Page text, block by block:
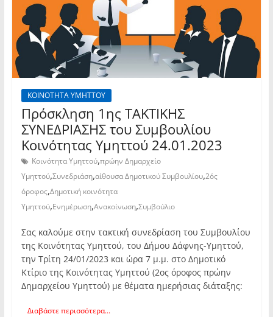
ΚΟΙΝΟΤΗΤΑ ΥΜΗΤΤΟΥ
Πρόσκληση 1ης TAKTIKHΣ
ΣΥΝΕΔΡΙΑΣΗΣ του Συμβουλίου
Κοινότητας Υμηττού 24.01.2023
Κοινότητα Υμηττού,πρώην Δημαρχείο
Υμηττού,Συνεδριάση,αίθουσα Δημοτικού Συμβουλίου,2ός
όροφος,Δημοτική κοινότητα
Υμηττού,Ενημέρωση,Ανακοίνωση,Συμβούλιο
Σας καλούμε στην τακτική συνεδρίαση του Συμβουλίου
της Κοινότητας Υμηττού, του Δήμου Δάφνης-Υμηττού,
την Τρίτη 24/01/2023 και ώρα 7 μ.μ. στο Δημοτικό
Κτίριο της Κοινότητας Υμηττού (2ος όροφος πρώην
Δημαρχείου Υμηττού) με θέματα ημερήσιας διάταξης:
Διαβάστε περισσότερα...